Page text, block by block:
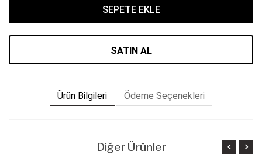
SEPETE EKLE
SATIN AL
Ürün Bilgileri Ödeme Seçenekleri
Diğer Ürünler